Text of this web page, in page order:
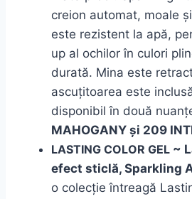
creion automat, moale
este rezistent la apă,
up al ochilor în culori
durată. Mina este
ascuțitoarea este
disponibilîn două
MAHOGANY și 209
LASTING COLOR GEL ~
efect sticlă, Sparkling
o colecție întreagă